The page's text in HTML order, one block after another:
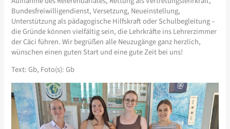
Bundesfreiwilligendienst, Versetzung, Neueinstellung,
Unterstützung als pädagogische Hilfskraft oder Schulbegleitung –
die Gründe können vielfältig sein, die Lehrkräfte ins Lehrerzimmer
der Cäci führen. Wir begrüßen alle Neuzugänge ganz herzlich,
wünschen einen guten Start und eine gute Zeit bei uns!
Text: Gb, Foto(s): Gb